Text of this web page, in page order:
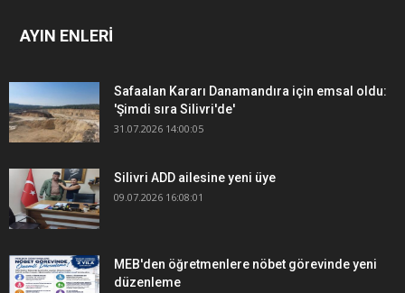
AYIN ENLERİ
Safaalan Kararı Danamandıra için emsal oldu:
'Şimdi sıra Silivri'de'
31.07.2026 14:00:05
Silivri ADD ailesine yeni üye
09.07.2026 16:08:01
MEB'den öğretmenlere nöbet görevinde yeni
düzenleme